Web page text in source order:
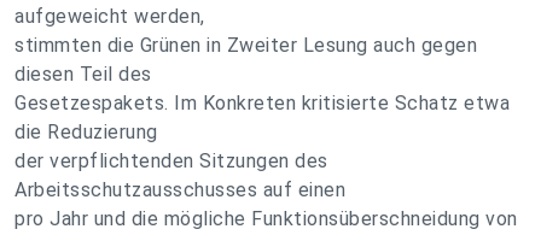
aufgeweicht werden,
stimmten die Grünen in Zweiter Lesung auch gegen
diesen Teil des
Gesetzespakets. Im Konkreten kritisierte Schatz etwa
die Reduzierung
der verpflichtenden Sitzungen des
Arbeitsschutzausschusses auf einen
pro Jahr und die mögliche Funktionsüberschneidung von